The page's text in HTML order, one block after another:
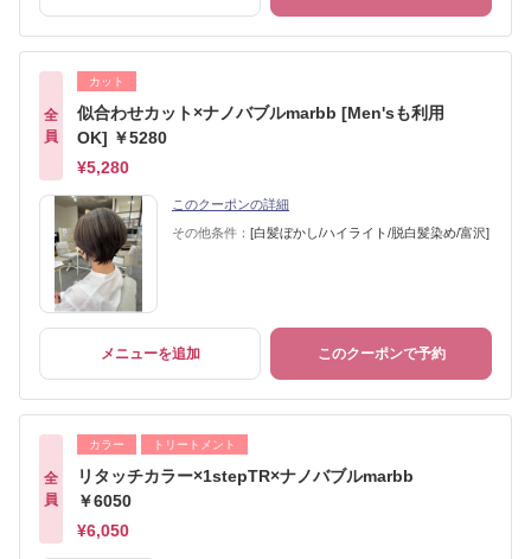
全
員
カット
似合わせカット×ナノバブルmarbb [Men'sも利用
OK] ￥5280
¥5,280
このクーポンの詳細
その他条件： [白髪ぼかし/ハイライト/脱白髪染め/富沢]
メニューを追加 このクーポンで予約
全
員
カラー トリートメント
リタッチカラー×1stepTR×ナノバブルmarbb
￥6050
¥6,050